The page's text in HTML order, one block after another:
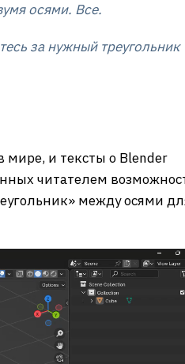
осями. Все.
за нужный треугольник
мире, и тексты о Blender
читателем
между осями